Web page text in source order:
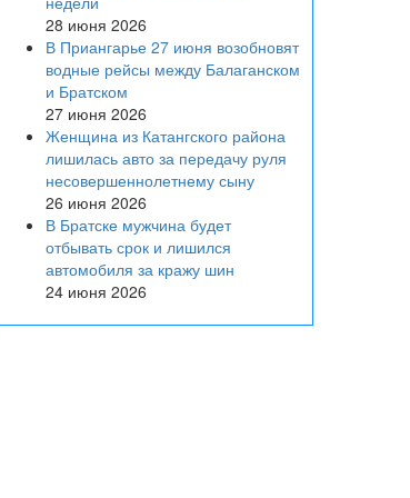
28 июня 2026
В Приангарье 27 июня возобновят
водные рейсы между Балаганском
и Братском
27 июня 2026
Женщина из Катангского района
лишилась авто за передачу руля
несовершеннолетнему сыну
26 июня 2026
В Братске мужчина будет
отбывать срок и лишился
автомобиля за кражу шин
24 июня 2026